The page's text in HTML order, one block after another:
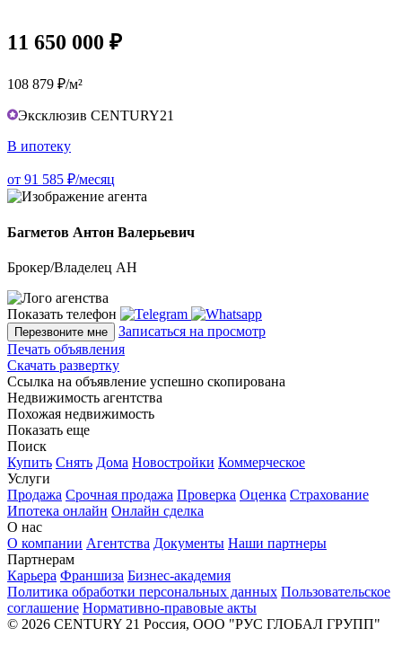
11 650 000 ₽
108 879 ₽/м²
Эксклюзив CENTURY21
В ипотеку
от 91 585 ₽/месяц
Багметов Антон Валерьевич
Брокер/Владелец АН
Показать телефон
Перезвоните мне
Записаться на просмотр
Печать объявления
Скачать развертку
Ссылка на объявление успешно скопирована
Недвижимость агентства
Похожая недвижимость
Показать еще
Поиск
Купить Снять Дома Новостройки Коммерческое
Услуги
Продажа Срочная продажа Проверка Оценка Страхование
Ипотека онлайн Онлайн сделка
О нас
О компании Агентства Документы Наши партнеры
Партнерам
Карьера Франшиза Бизнес-академия
Политика обработки персональных данных Пользовательское
соглашение Нормативно-правовые акты
© 2026 CENTURY 21 Россия, ООО "РУС ГЛОБАЛ ГРУПП"